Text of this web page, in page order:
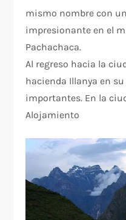
mismo nombre con
impresionante en el
Pachachaca.
Al regreso hacia la
hacienda Illanya en
importantes. En la
Alojamiento